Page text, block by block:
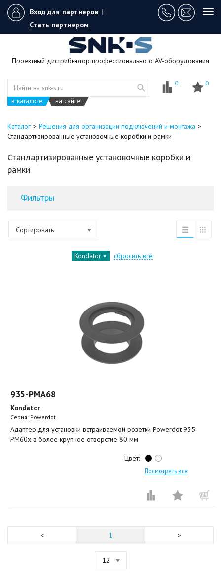
Вход для партнеров |
Стать партнером
Проектный дистрибьютор профессионального AV-оборудования
в каталоге на сайте
0 0
Каталог
Решения для организации подключений и монтажа
Стандартизированные установочные коробки и рамки
Стандартизированные установочные коробки и
рамки
Фильтры
Сортировать
Kondator сбросить все
935-PMA68
Kondator
Серия: Powerdot
Адаптер для установки встраиваемой розетки Powerdot 935-
PM60x в более крупное отверстие 80 мм
Цвет:
Посмотреть все
1
12